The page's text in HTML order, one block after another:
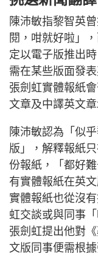
陳沛敏指黎智英
閱，咁就好啦」
定以電子版推出
需在某些版面發
張劍虹實體報紙
文章及中譯英文
陳沛敏認為「似
版」，解釋報紙
份報紙，「都好
有實體報紙在英
實體報紙也從沒
虹交談或與同事
張劍虹提出他對
文版同事便需根